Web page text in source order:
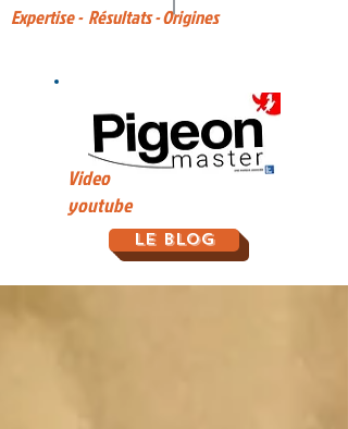
Expertise - Résultats - Origines
Video
youtube
Le Blog